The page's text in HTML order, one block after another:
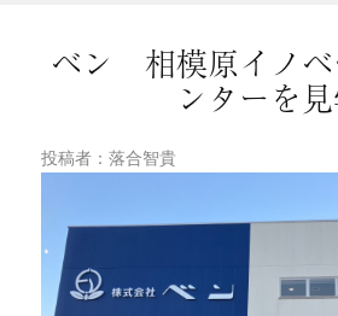
ベン 相模原イノベ
ンターを
投稿者：落合智貴